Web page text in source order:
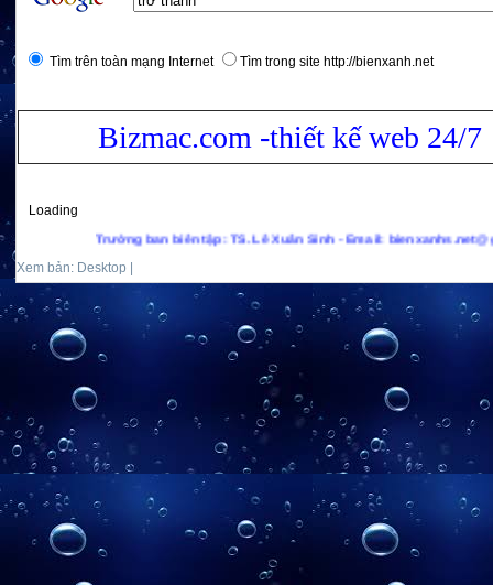
Tìm trên toàn mạng Internet Tìm trong site http://bienxanh.net
Bizmac.com -thiết kế web 24/7
Loading
Trưởng ban biên tập: TS. Lê Xuân Sinh - Email: bienxanhs.net@gmail.com -
Xem bản: Desktop |